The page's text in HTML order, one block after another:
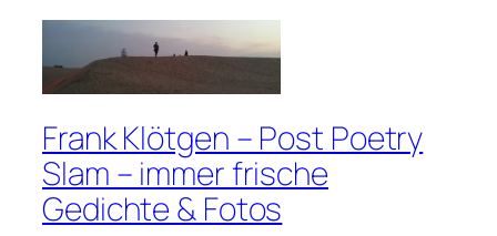
Frank Klötgen – Post Poetry
Slam – immer frische
Gedichte & Fotos